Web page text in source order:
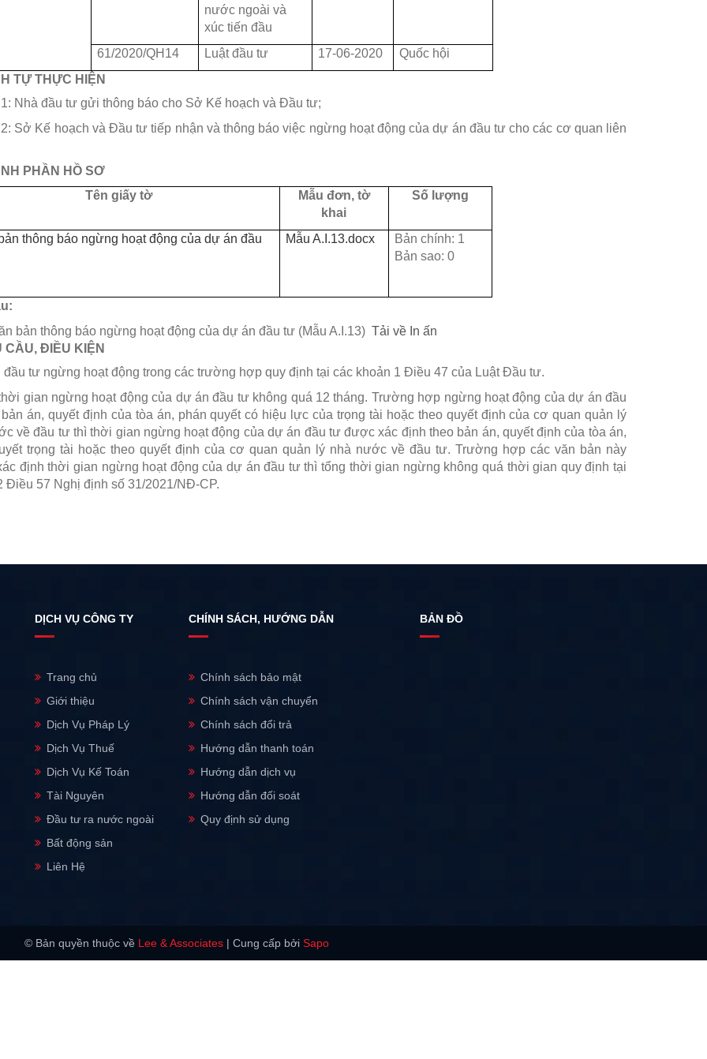
nước ngoài và
xúc tiến đầu
61/2020/QH14 Luật đầu tư 17-06-2020
Quốc hội
TỰ THỰC HIỆN
Nhà đầu tư gửi thông báo cho Sở Kế hoạch và Đầu tư;
Sở Kế hoạch và Đầu tư tiếp nhận và thông báo việc ngừng hoạt động của dự án đầu tư cho các cơ quan liên
PHẦN HỒ SƠ
Tên giấy tờ
Mẫu đơn, tờ
khai
Số lượng
thông báo ngừng hoạt động của dự án đầu
Mẫu A.I.13.docx
Bản chính: 1
Bản sao: 0
bản thông báo ngừng hoạt động của dự án đầu tư (Mẫu A.I.13) Tải vềIn ấn
CẦU, ĐIỀU KIỆN
đầu tư ngừng hoạt động trong các trường hợp quy định tại các khoản 1 Điều 47 của Luật Đầu tư.
gian ngừng hoạt động của dự án đầu tư không quá 12 tháng. Trường hợp ngừng hoạt động của dự án đầu
án, quyết định của tòa án, phán quyết có hiệu lực của trọng tài hoặc theo quyết định của cơ quan quản lý
về đầu tư thì thời gian ngừng hoạt động của dự án đầu tư được xác định theo bản án, quyết định của tòa án,
trọng tài hoặc theo quyết định của cơ quan quản lý nhà nước về đầu tư. Trường hợp các văn bản này
định thời gian ngừng hoạt động của dự án đầu tư thì tổng thời gian ngừng không quá thời gian quy định tại
Điều 57 Nghị định số 31/2021/NĐ-CP.
DỊCH VỤ CÔNG TY
Trang chủ
Giới thiệu
Dịch Vụ Pháp Lý
Dịch Vụ Thuế
Dịch Vụ Kế Toán
Tài Nguyên
Đầu tư ra nước ngoài
Bất động sản
Liên Hệ
CHÍNH SÁCH, HƯỚNG DẪN
Chính sách bảo mật
Chính sách vận chuyển
Chính sách đổi trả
Hướng dẫn thanh toán
Hướng dẫn dịch vụ
Hướng dẫn đối soát
Quy định sử dụng
BẢN ĐỒ
© Bản quyền thuộc về Lee & Associates | Cung cấp bởi Sapo